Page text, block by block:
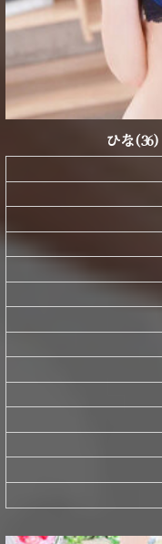
ひな(36)